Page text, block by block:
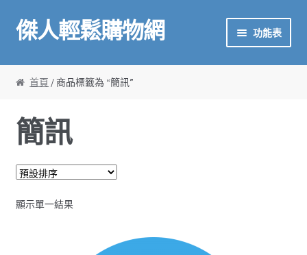
略過導覽
跳至內容
傑人輕鬆購物網 功能表
首頁
金鼎作文介紹
校掌雲
廣播系統
首頁 / 商品標籤為 “簡訊”
簡訊
顯示單一結果